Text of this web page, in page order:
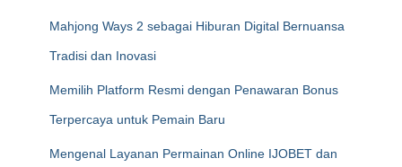
Mahjong Ways 2 sebagai Hiburan Digital Bernuansa
Tradisi dan Inovasi
Memilih Platform Resmi dengan Penawaran Bonus
Terpercaya untuk Pemain Baru
Mengenal Layanan Permainan Online IJOBET dan